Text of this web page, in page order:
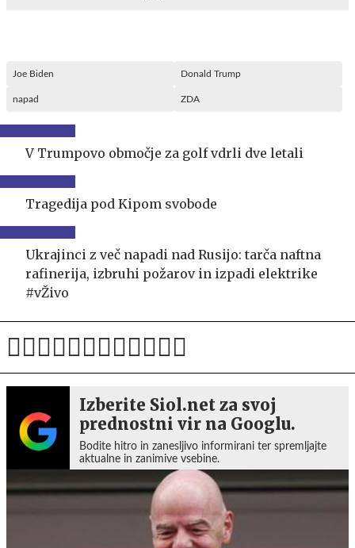
Joe Biden Donald Trump
napad ZDA
V Trumpovo območje za golf vdrli dve letali
Tragedija pod Kipom svobode
Ukrajinci z več napadi nad Rusijo: tarča naftna
rafinerija, izbruhi požarov in izpadi elektrike
#vŽivo
Izberite Siol.net za svoj
prednostni vir na Googlu.
Bodite hitro in zanesljivo informirani ter spremljajte
aktualne in zanimive vsebine.